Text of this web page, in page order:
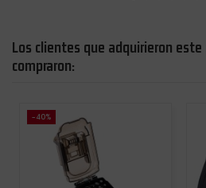
Los clientes que adquirieron
compraron:
-40%